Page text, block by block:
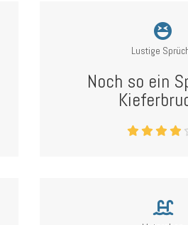
Lustige
Noch so ein